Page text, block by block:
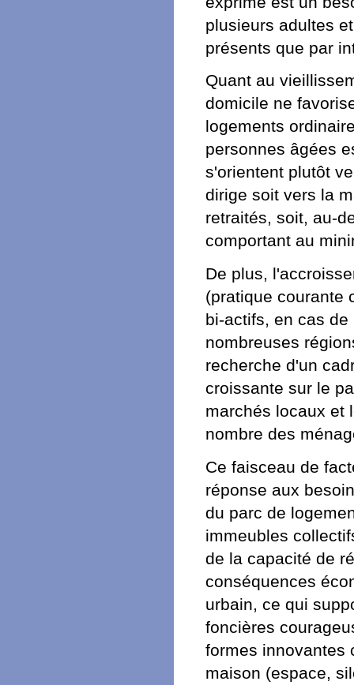
plusieurs adultes
présents que par
Quant au
domicile ne
logements
personnes âgées
s'orientent plutôt
dirige soit vers la
retraités, soit, au-
comportant au
De plus,
(pratique courante
bi-actifs, en cas
nombreuses
recherche d'un
croissante sur le
marchés locaux et
nombre des
Ce faisceau de
réponse aux
du parc de
immeubles
de la capacité de
conséquences
urbain, ce qui
foncières
formes innovantes
maison (espace,